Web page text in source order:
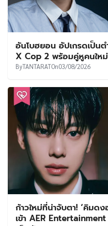
อันโบฮยอน อัปเกรดเป็น
X Cop 2 พร้อมคู่หูคนให
ByTANTARATOn03/08/2026
ก้าวใหม่ที่น่าจับตา! ‘คิม
เข้า AER